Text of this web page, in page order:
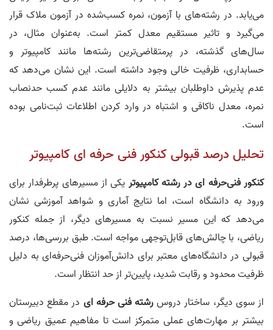
می‌یابد. در رشته‌های با آزمون، نمره کسب‌شده در آزمون ملاک قرار
می‌گیرد و تاثیر مستقیم معدل کمتر است. به‌عنوان مثال، در
سال‌های گذشته، در پرمتقاضی‌ترین رشته‌ها مانند کامپیوتر و
حسابداری، ظرفیت خالی وجود داشته است. این نشان می‌دهد که
عدم پذیرش داوطلبان بیشتر به دلایلی مانند عدم کسب حدنصاب
نمره، معدل ناکافی و اشتباه در وارد کردن اطلاعات ثبت‌نامی بوده
است.
تحلیل درصد قبولی کنکور فنی‌ حرفه ای کامپیوتر
کنکور فنی‌حرفه ای در رشته کامپیوتر یکی از مسیرهای پرطرفدار برای
ورود به دانشگاه است، اما نتایج آماری و شواهد آموزشی نشان
می‌دهد که این مسیر نسبت به مسیرهای دیگر، از جمله کنکور
ریاضی، با چالش‌های قابل‌توجهی مواجه است. طبق بررسی‌ها، درصد
قبولی در دانشگاه‌های معتبر برای دانش‌آموزان فنی‌حرفه‌ای به دلیل
ظرفیت محدود و رقابت شدید، پایین‌تر از حد انتظار است.
از سوی دیگر، ساختار دروسرشته فنی حرفه ای در مقطع دبیرستان
بیشتر بر مهارت‌های عملی متمرکز است تا مفاهیم عمیق ریاضی و